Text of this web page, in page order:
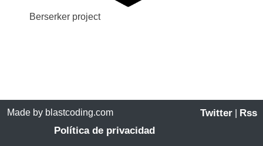
Berserker project
Made by blastcoding.com Twitter
Rss
Política de privacidad